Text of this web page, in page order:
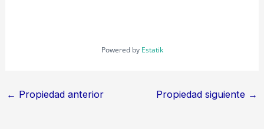
Powered by Estatik
← Propiedad anterior Propiedad siguiente →